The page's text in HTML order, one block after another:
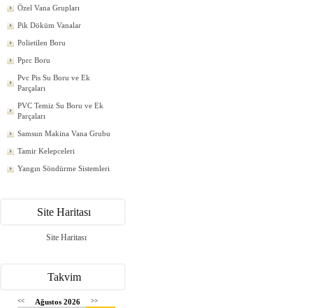
Özel Vana Grupları
Pik Döküm Vanalar
Polietilen Boru
Pprc Boru
Pvc Pis Su Boru ve Ek
Parçaları
PVC Temiz Su Boru ve Ek
Parçaları
Samsun Makina Vana Grubu
Tamir Kelepceleri
Yangın Söndürme Sistemleri
Site Haritası
Site Haritası
Takvim
<< Ağustos 2026 >>